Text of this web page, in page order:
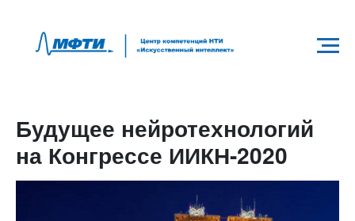
Будущее нейротехнологий
на Конгрессе ИИКН-2020